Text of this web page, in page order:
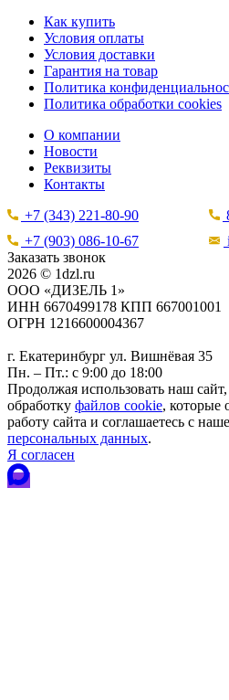
Как купить
Условия оплаты
Условия доставки
Гарантия на товар
Политика
Политика обработки cookies
О компании
Новости
Реквизиты
Контакты
+7 (343) 221-80-90
+7 (903) 086-10-67
Заказать звонок
2026 © 1dzl.ru
ООО «ДИЗЕЛЬ 1»
ИНН 6670499178 КПП 667001001
ОГРН 1216600004367
г. Екатеринбург ул. Вишнёвая 35
Пн. – Пт.: с 9:00 до 18:00
Продолжая использовать наш сайт,
обработку файлов cookie, которые
работу сайта и соглашаетесь с
персональных данных.
Я согласен